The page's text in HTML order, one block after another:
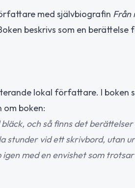
med självbiografin Från
beskrivs som en
lokal författare. I boken
om boken:
och så finns det
stunder vid ett skrivbord, utan
med en envishet som